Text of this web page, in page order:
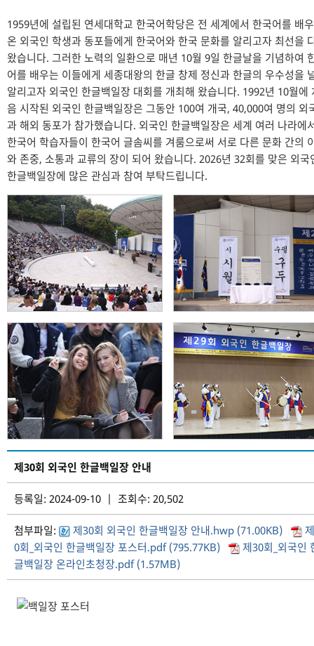
1959년에 설립된 연세대학교 한국어학당은 전 세계에서 한국어를 배
온 외국인 학생과 동포들에게 한국어와 한국 문화를 알리고자 최선을
왔습니다. 그러한 노력의 일환으로 매년 10월 9일 한글날을 기념하여
어를 배우는 이들에게 세종대왕의 한글 창제 정신과 한글의 우수성을
알리고자 외국인 한글백일장 대회를 개최해 왔습니다. 1992년 10월에
음 시작된 외국인 한글백일장은 그동안 100여 개국, 40,000여 명의 외
과 해외 동포가 참가했습니다. 외국인 한글백일장은 세계 여러 나라에
한국어 학습자들이 한국어 글솜씨를 겨룸으로써 서로 다른 문화 간의
와 존중, 소통과 교류의 장이 되어 왔습니다. 2026년 32회를 맞은 외국
한글백일장에 많은 관심과 참여 부탁드립니다.
제30회 외국인 한글백일장 안내
등록일: 2024-09-10 | 조회수: 20,502
첨부파일: 제30회 외국인 한글백일장 안내.hwp (71.00KB)
0회_외국인 한글백일장 포스터.pdf (795.77KB)
제30회_외국인
글백일장 온라인초청장.pdf (1.57MB)